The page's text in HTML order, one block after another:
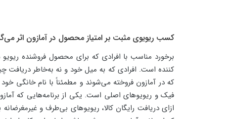
کسب ریویوی مثبت بر امتیاز محصول در آمازون اثر
برخورد مناسب با افرادی که برای محصول فروشنده
کننده است. افرادی که به میل خود و نه به‌خاطر
که در آمازون فروخته می‌شوند و مطمئناً با نام خانگی
ازای دریافت رایگان کالا، ریویوهای بی‌طرف و